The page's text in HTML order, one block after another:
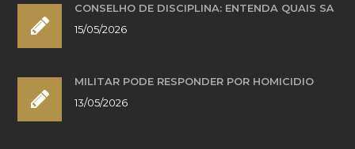
CONSELHO DE DISCIPLINA: ENTENDA QUAIS SÃ
15/05/2026
MILITAR PODE RESPONDER POR HOMICÍDIO
13/05/2026